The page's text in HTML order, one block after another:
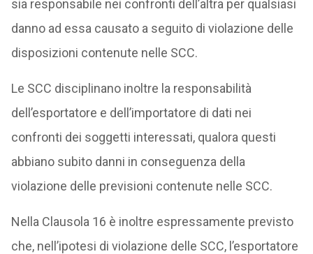
sia responsabile nei confronti dell’altra per qualsiasi
danno ad essa causato a seguito di violazione delle
disposizioni contenute nelle SCC.
Le SCC disciplinano inoltre la responsabilità
dell’esportatore e dell’importatore di dati nei
confronti dei soggetti interessati, qualora questi
abbiano subito danni in conseguenza della
violazione delle previsioni contenute nelle SCC.
Nella Clausola 16 è inoltre espressamente previsto
che, nell’ipotesi di violazione delle SCC, l’esportatore